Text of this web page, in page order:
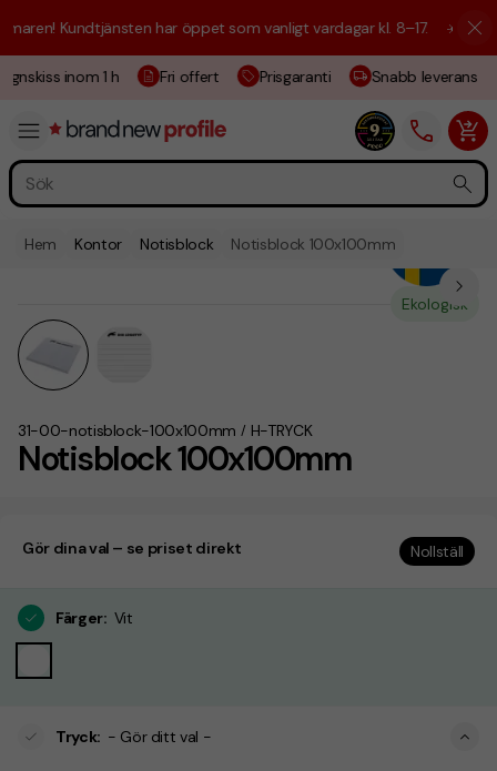
Kundtjänsten har öppet som vanligt vardagar kl. 8–17. ☀️ Vi är
inom 1 h Fri offert Prisgaranti Snabb leverans
Hem Kontor Notisblock Notisblock 100x100mm
Notisblock 100x100mm
31-00-notisblock-100x100mm / H-TRYCK
Ekologisk
Gör dina val – se priset direkt Nollställ
Färger: Vit
Tryck: - Gör ditt val -